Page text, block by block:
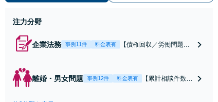
注力分野
企業法務 事例11件 料金表有
【債権回収／労働問題／
のトラブル・会社内のト
ラブルなど、事後の解決
離婚・男女問題 事例12件 料金表有
【累計相談件数20